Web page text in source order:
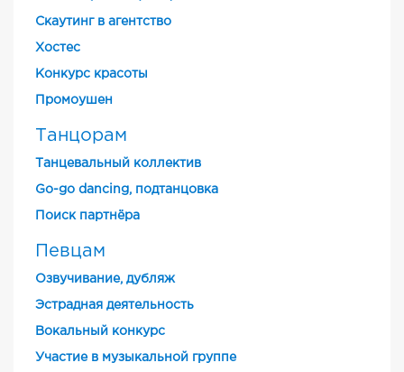
Скаутинг в агентство
Хостес
Конкурс красоты
Промоушен
Танцорам
Танцевальный коллектив
Go-go dancing, подтанцовка
Поиск партнёра
Певцам
Озвучивание, дубляж
Эстрадная деятельность
Вокальный конкурс
Участие в музыкальной группе